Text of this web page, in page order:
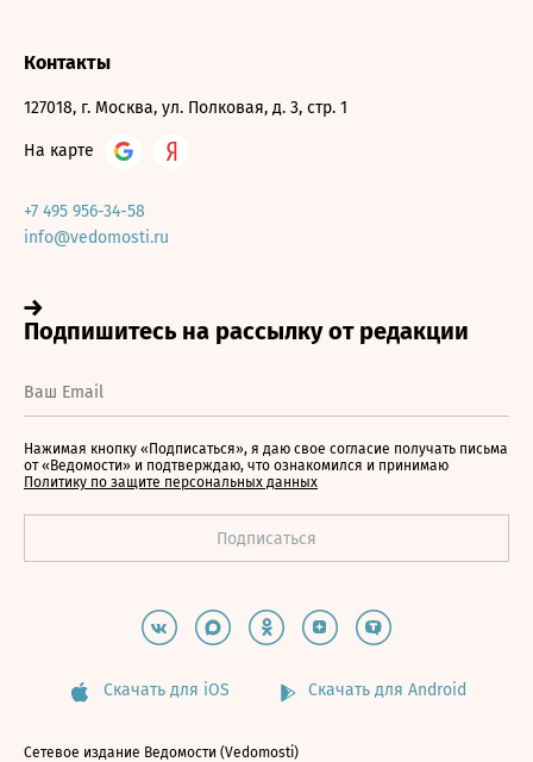
Контакты
127018, г. Москва, ул. Полковая, д. 3, стр. 1
На карте
+7 495 956-34-58
info@vedomosti.ru
Нажимая кнопку «Подписаться», я даю свое согласие получать письма
от «Ведомости» и подтверждаю, что ознакомился и принимаю
Политику по защите персональных данных
Скачать для iOS Скачать для Android
Сетевое издание Ведомости (Vedomosti)